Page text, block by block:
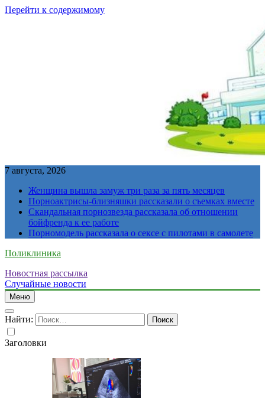
Перейти к содержимому
7 августа, 2026
Женщина вышла замуж три раза за пять месяцев
Порноактрисы-близняшки рассказали о съемках вместе
Скандальная порнозвезда рассказала об отношении
бойфренда к ее работе
Порномодель рассказала о сексе с пилотами в самолете
Поликлиника
Новостная рассылка
Случайные новости
Меню
Найти:
Заголовки